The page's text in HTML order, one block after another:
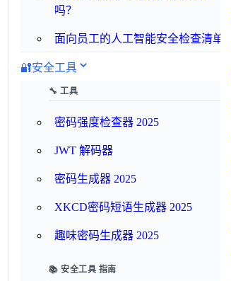
吗？
面向员工的人工智能安全检查清单
🔐安全工具
🔧 工具
密码强度检查器 2025
JWT 解码器
密码生成器 2025
XKCD密码短语生成器 2025
趣味密码生成器 2025
📚 安全工具 指南